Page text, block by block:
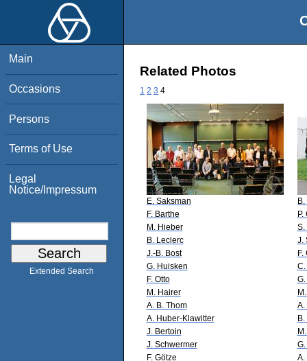
Main
Occasions
Persons
Terms of Use
Legal
Notice/Impressum
Extended Search
Related Photos
1 2 3 4
E. Saksman
F. Barthe
M. Hieber
B. Leclerc
J.-B. Bost
G. Huisken
F. Otto
M. Hairer
A. B. Thom
A. Huber-Klawitter
J. Bertoin
J. Schwermer
F. Götze
P.
S.
J.
F.
A.
A.